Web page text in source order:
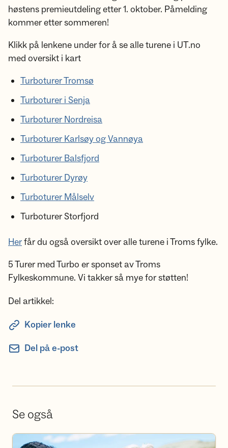
høstens premieutdeling etter 1. oktober. Påmelding
kommer etter sommeren!
Klikk på lenkene under for å se alle turene i UT.no
med oversikt i kart
Turboturer Tromsø
Turboturer i Senja
Turboturer Nordreisa
Turboturer Karlsøy og Vannøya
Turboturer Balsfjord
Turboturer Dyrøy
Turboturer Målselv
Turboturer Storfjord
Herfår du også oversikt over alle turene i Troms fylke.
5 Turer med Turbo er sponset av Troms
Fylkeskommune. Vi takker så mye for støtten!
Del artikkel:
Kopier lenke
Del på e-post
Se også
Bli frivillig